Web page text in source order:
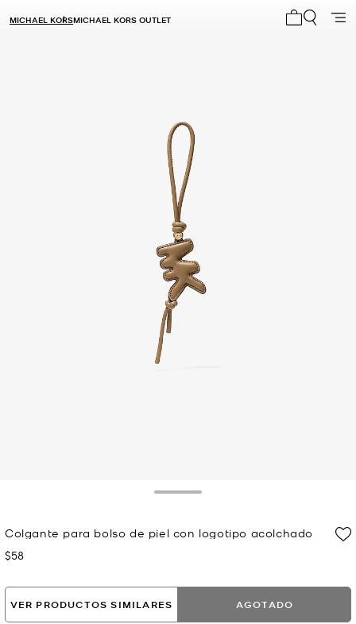
MICHAEL KORSMICHAEL KORS OUTLET
Colgante para bolso de piel con logotipo acolchado
Ahora
$58
VER PRODUCTOS SIMILARES AGOTADO